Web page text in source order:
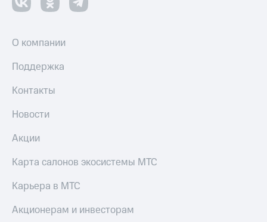
О компании
Поддержка
Контакты
Новости
Акции
Карта салонов экосистемы МТС
Карьера в МТС
Акционерам и инвесторам